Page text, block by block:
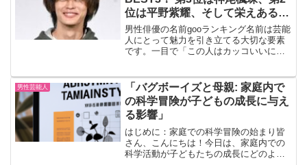
位は平野紫耀、そして栄えある第
1位は…
男性俳優の名前gooランキング名前は芸能
人にとって魅力を引き立てる大切な要素
です。一目で「この人はカッコいいに違
と感じる若手男性俳優を対象にアンケー
トを実施し、その結果...
男性芸能人
「バグボーイズと母親: 家庭内で
の科学冒険が子どもの成長に与え
る影響」
はじめに：家庭での科学冒険の始まり皆
さん、こんにちは！今日は、家庭内での
科学活動が子どもたちの成長にどのよう